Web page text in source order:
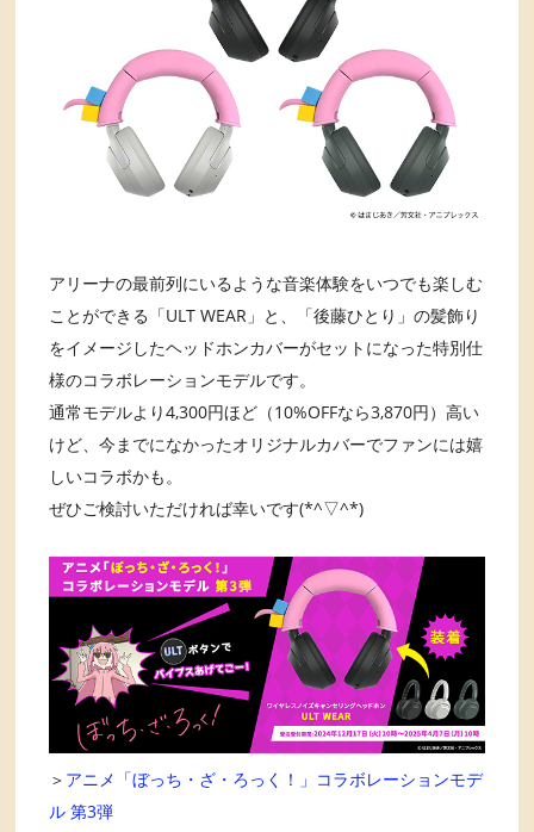
アリーナの最前列にいるような音楽体験をいつでも楽しむ
ことができる「ULT WEAR」と、「後藤ひとり」の髪飾り
をイメージしたヘッドホンカバーがセットになった特別仕
様のコラボレーションモデルです。
通常モデルより4,300円ほど（10%OFFなら3,870円）高い
けど、今までになかったオリジナルカバーでファンには嬉
しいコラボかも。
ぜひご検討いただければ幸いです(*^▽^*)
＞ アニメ「ぼっち・ざ・ろっく！」コラボレーションモデ
ル 第3弾